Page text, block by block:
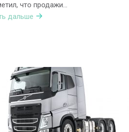
что продажи…
дальше